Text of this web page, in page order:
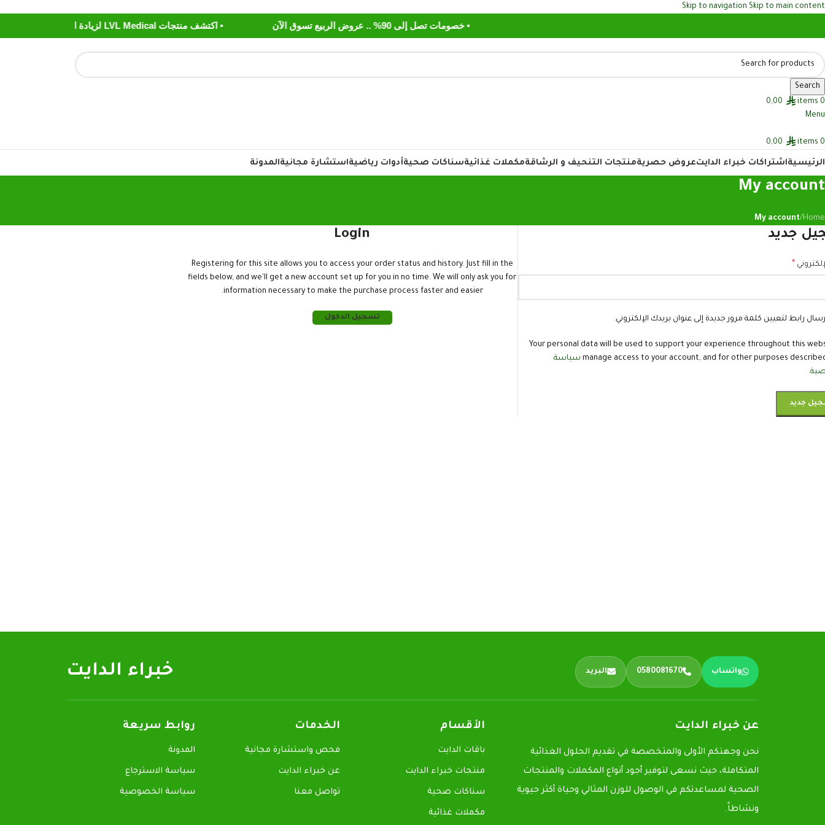
Skip to navigation Skip to main content
• خصومات تصل إلى 90% .. عروض الربيع تسوق الآن • اكتشف منتجات LVL Medical لزيادة العمر الصحي ومكافحة الشيخوخه اعرف المزيد
Search
0
items
0,00
Menu
0
items
0,00
الرئيسيةاشتراكات خبراء الدايتعروض حصريةمنتجات التنحيف و الرشاقةمكملات غذائيةسناكات صحيةأدوات رياضيةاستشارة مجانيةالمدونة
My account
Home
/
My account
جديد
*
رابط لتعيين كلمة مرور جديدة إلى عنوان بريدك الإلكتروني.
Your personal data will be used to support your experience throughout this
manage access to your account, and for other purposes سياسة
.
جديد
Login
Registering for this site allows you to access your order status and history. Just fill in the
fields below, and we'll get a new account set up for you in no time. We will only ask you for
information necessary to make the purchase process faster and easier.
تسجيل الدخول
واتساب 0580081670 البريد خبراء الدايت
عن خبراء الدايت
نحن وجهتكم الأولى والمتخصصة في تقديم الحلول الغذائية
المتكاملة، حيث نسعى لتوفير أجود أنواع المكملات والمنتجات
الصحية لمساعدتكم في الوصول للوزن المثالي وحياة أكثر حيوية
ونشاطاً.
الأقسام
باقات الدايت
منتجات خبراء الدايت
سناكات صحية
مكملات غذائية
الخدمات
فحص واستشارة مجانية
عن خبراء الدايت
تواصل معنا
روابط سريعة
المدونة
سياسة الاسترجاع
سياسة الخصوصية